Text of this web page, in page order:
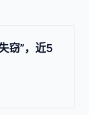
窃”，近5